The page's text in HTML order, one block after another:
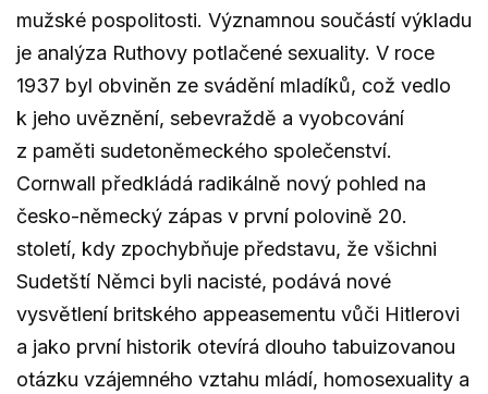
mužské pospolitosti. Významnou součástí výkladu
je analýza Ruthovy potlačené sexuality. V roce
1937 byl obviněn ze svádění mladíků, což vedlo
k jeho uvěznění, sebevraždě a vyobcování
z paměti sudetoněmeckého společenství.
Cornwall předkládá radikálně nový pohled na
česko-německý zápas v první polovině 20.
století, kdy zpochybňuje představu, že všichni
Sudetští Němci byli nacisté, podává nové
vysvětlení britského appeasementu vůči Hitlerovi
a jako první historik otevírá dlouho tabuizovanou
otázku vzájemného vztahu mládí, homosexuality a